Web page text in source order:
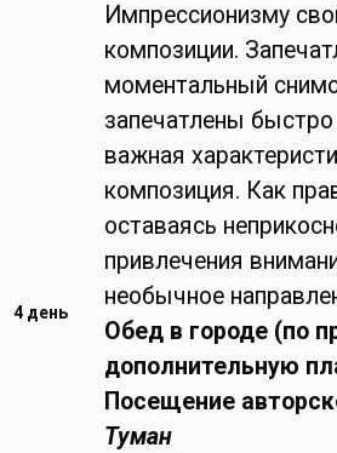
4 день
Импрессионизму
композиции.
моментальный
запечатлены
важная
композиция. Как
оставаясь
привлечения
необычное
Обед в городе (по
дополнительную
Посещение
Туман